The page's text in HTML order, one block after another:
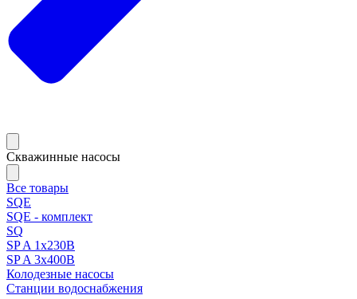
Скважинные насосы
Все товары
SQE
SQE - комплект
SQ
SP A 1x230В
SP A 3x400В
Колодезные насосы
Станции водоснабжения